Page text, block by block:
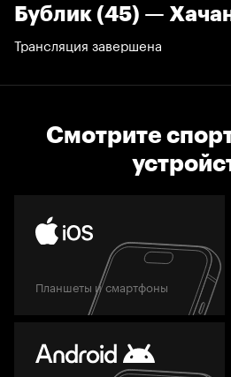
Бублик (45) —
Трансляция завершена
Смотрите
Планшеты и смартфоны